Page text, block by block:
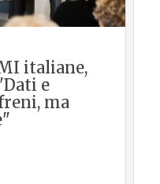
italiane,
e
ma